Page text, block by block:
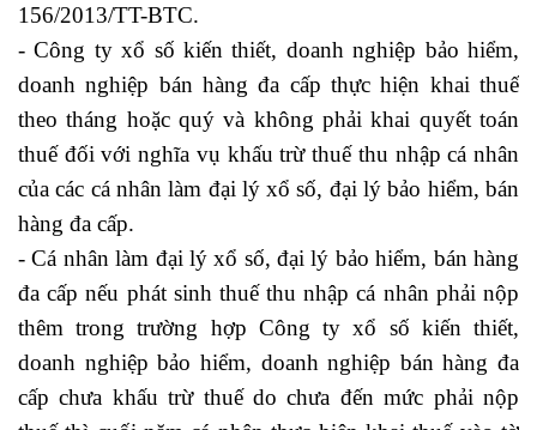
156/2013/TT-BTC.
- Công ty xổ số kiến thiết, doanh nghiệp bảo hiểm,
doanh nghiệp bán hàng đa cấp thực hiện khai thuế
theo tháng hoặc quý và không phải khai quyết toán
thuế đối với nghĩa vụ khấu trừ thuế thu nhập cá nhân
của các cá nhân làm đại lý xổ số, đại lý bảo hiểm, bán
hàng đa cấp.
- Cá nhân làm đại lý xổ số, đại lý bảo hiểm, bán hàng
đa cấp nếu phát sinh thuế thu nhập cá nhân phải nộp
thêm trong trường hợp Công ty xổ số kiến thiết,
doanh nghiệp bảo hiểm, doanh nghiệp bán hàng đa
cấp chưa khấu trừ thuế do chưa đến mức phải nộp